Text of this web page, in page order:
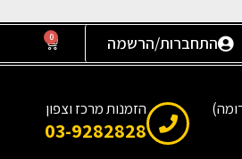
התחברות/הרשמה 0
הזמנות מרכז וצפון
03-9282828